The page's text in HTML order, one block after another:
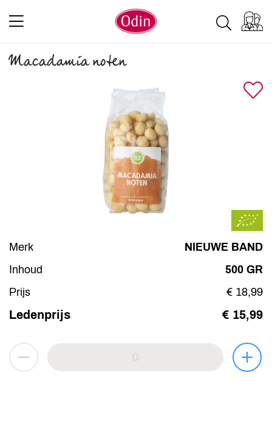
Macadamia noten
Merk
NIEUWE BAND
Inhoud
500 GR
Prijs
€ 18,99
Ledenprijs € 15,99